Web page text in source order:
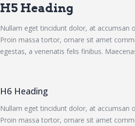
H5 Heading
Nullam eget tincidunt dolor, at accumsan
Proin massa tortor, ornare sit amet
egestas, a venenatis felis finibus.
H6 Heading
Nullam eget tincidunt dolor, at accumsan
Proin massa tortor, ornare sit amet